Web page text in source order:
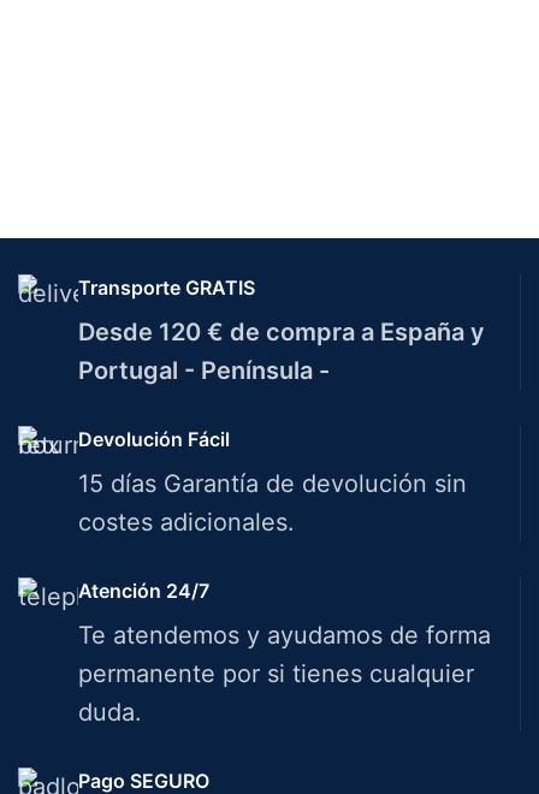
Transporte GRATIS
Desde 120 € de compra a España y
Portugal - Península -
Devolución Fácil
15 días Garantía de devolución sin
costes adicionales.
Atención 24/7
Te atendemos y ayudamos de forma
permanente por si tienes cualquier
duda.
Pago SEGURO